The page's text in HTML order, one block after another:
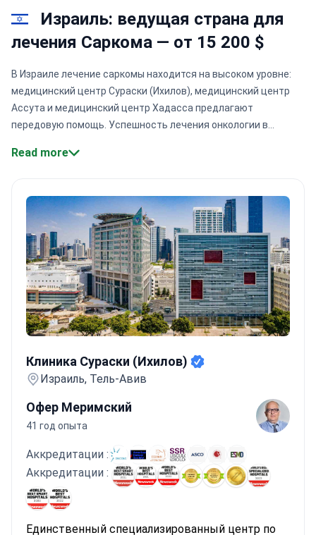
Израиль: ведущая страна для
лечения Саркома — от 15 200 $
В Израиле лечение саркомы находится на высоком уровне:
медицинский центр Сураски (Ихилов), медицинский центр
Ассута и медицинский центр Хадасса предлагают
передовую помощь. Успешность лечения онкологии в
Медицинский центр "Ассута", аккредитованный
выбирать хирургическую операцию и врача.Медицинский
центр "Хадасса" совершенствует стандарты лечения
саркомы, применяя такие инновационные процедуры, как
хирургическое вмешательство с сохранением конечности,
гипертермическая изолированная перфузия конечности и
протонная терапия. Показатели выживаемости при саркоме
в Израиледостигают значительных процентов, что
свидетельствует об эффективности этих методов лечения.
Read more
Клиника Сураски (Ихилов)
Израиль, Тель-Авив
Офер Меримский
41 год опыта
Аккредитации :
Аккредитации :
Единственный специализированный центр по